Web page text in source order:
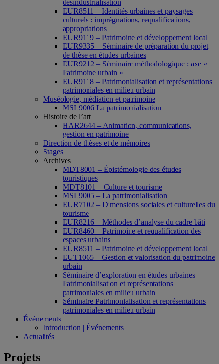
désindustrialisation
EUR8511 – Identités urbaines et paysages
culturels : imprégnations, requalifications,
appropriations
EUR9119 – Patrimoine et développement local
EUR9335 – Séminaire de préparation du projet
de thèse en études urbaines
EUR9212 – Séminaire méthodologique : axe «
Patrimoine urbain »
EUR9118 – Patrimonialisation et représentations
patrimoniales en milieu urbain
Muséologie, médiation et patrimoine
MSL9006 La patrimonialisation
Histoire de l’art
HAR2644 – Animation, communications,
gestion en patrimoine
Direction de thèses et de mémoires
Stages
Archives
MDT8001 – Épistémologie des études
touristiques
MDT8101 – Culture et tourisme
MSL9005 – La patrimonialisation
EUR7102 – Dimensions sociales et culturelles du
tourisme
EUR8216 – Méthodes d’analyse du cadre bâti
EUR8460 – Patrimoine et requalification des
espaces urbains
EUR8511 – Patrimoine et développement local
EUT1065 – Gestion et valorisation du patrimoine
urbain
Séminaire d’exploration en études urbaines –
Patrimonialisation et représentations
patrimoniales en milieu urbain
Séminaire Patrimonialisation et représentations
patrimoniales en milieu urbain
Événements
Introduction | Événements
Actualités
Projets